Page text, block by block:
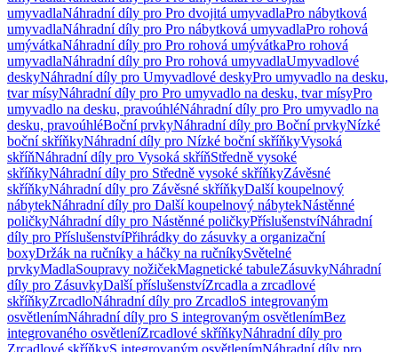
umyvadlaNáhradní díly pro Pro dvojitá umyvadlaPro nábytková
umyvadlaNáhradní díly pro Pro nábytková umyvadlaPro rohová
umývátkaNáhradní díly pro Pro rohová umývátkaPro rohová
umyvadlaNáhradní díly pro Pro rohová umyvadlaUmyvadlové
deskyNáhradní díly pro Umyvadlové deskyPro umyvadlo na desku,
tvar mísyNáhradní díly pro Pro umyvadlo na desku, tvar mísyPro
umyvadlo na desku, pravoúhléNáhradní díly pro Pro umyvadlo na
desku, pravoúhléBoční prvkyNáhradní díly pro Boční prvkyNízké
boční skříňkyNáhradní díly pro Nízké boční skříňkyVysoká
skříňNáhradní díly pro Vysoká skříňStředně vysoké
skříňkyNáhradní díly pro Středně vysoké skříňkyZávěsné
skříňkyNáhradní díly pro Závěsné skříňkyDalší koupelnový
nábytekNáhradní díly pro Další koupelnový nábytekNástěnné
poličkyNáhradní díly pro Nástěnné poličkyPříslušenstvíNáhradní
díly pro PříslušenstvíPřihrádky do zásuvky a organizační
boxyDržák na ručníky a háčky na ručníkySvětelné
prvkyMadlaSoupravy nožičekMagnetické tabuleZásuvkyNáhradní
díly pro ZásuvkyDalší příslušenstvíZrcadla a zrcadlové
skříňkyZrcadloNáhradní díly pro ZrcadloS integrovaným
osvětlenímNáhradní díly pro S integrovaným osvětlenímBez
integrovaného osvětleníZrcadlové skříňkyNáhradní díly pro
Zrcadlové skříňkyS integrovaným osvětlenímNáhradní díly pro